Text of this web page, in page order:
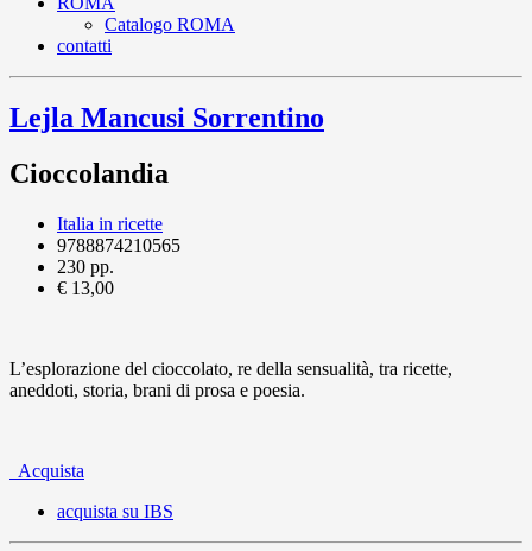
Catalogo ROMA
contatti
Lejla Mancusi Sorrentino
Cioccolandia
Italia in ricette
9788874210565
230 pp.
€ 13,00
L’esplorazione del cioccolato, re della sensualità, tra ricette,
aneddoti, storia, brani di prosa e poesia.
Acquista
acquista su IBS